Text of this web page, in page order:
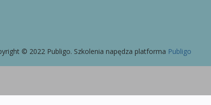
© 2022 Publigo. Szkolenia napędza platforma Publigo